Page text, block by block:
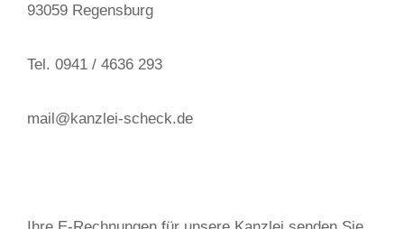
93059 Regensburg
Tel. 0941 / 4636 293
mail@kanzlei-scheck.de